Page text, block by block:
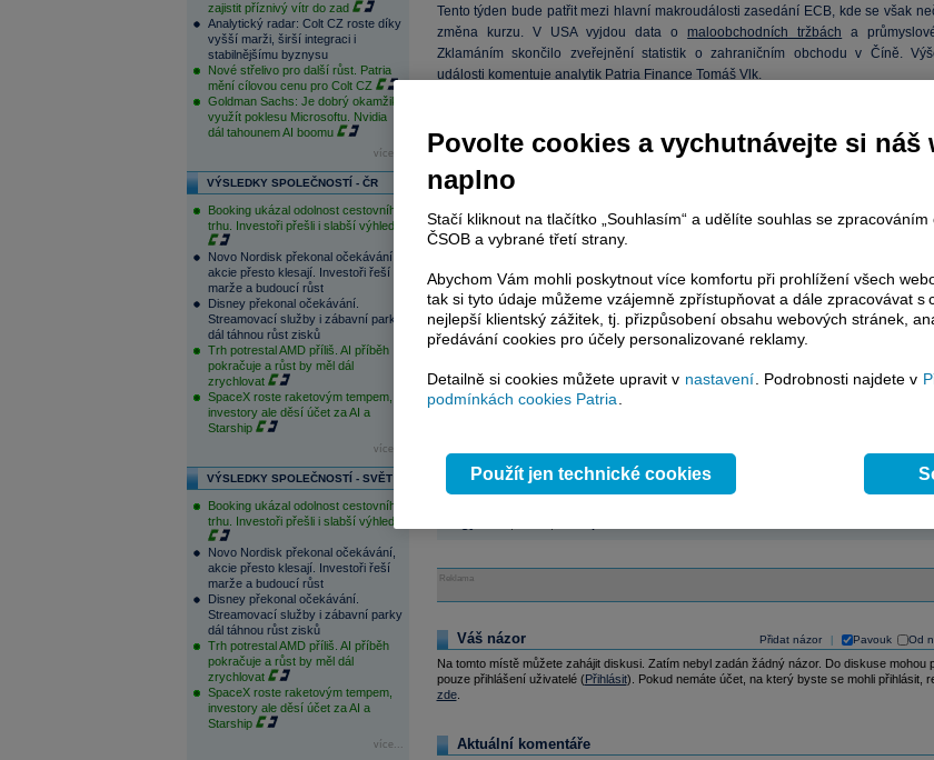
zajistit příznivý vítr do zad
Analytický radar: Colt CZ roste díky
vyšší marži, širší integraci i
stabilnějšímu byznysu
Nové střelivo pro další růst. Patria
mění cílovou cenu pro Colt CZ
Goldman Sachs: Je dobrý okamžik
využít poklesu Microsoftu. Nvidia
dál tahounem AI boomu
více...
VÝSLEDKY SPOLEČNOSTÍ - ČR
Booking ukázal odolnost cestovního
trhu. Investoři přešli i slabší výhled
Novo Nordisk překonal očekávání,
akcie přesto klesají. Investoři řeší
marže a budoucí růst
Disney překonal očekávání.
Streamovací služby i zábavní parky
dál táhnou růst zisků
Trh potrestal AMD příliš. AI příběh
pokračuje a růst by měl dál
zrychlovat
SpaceX roste raketovým tempem,
investory ale děsí účet za AI a
Starship
více...
VÝSLEDKY SPOLEČNOSTÍ - SVĚT
Booking ukázal odolnost cestovního
trhu. Investoři přešli i slabší výhled
Novo Nordisk překonal očekávání,
akcie přesto klesají. Investoři řeší
marže a budoucí růst
Disney překonal očekávání.
Streamovací služby i zábavní parky
dál táhnou růst zisků
Trh potrestal AMD příliš. AI příběh
pokračuje a růst by měl dál
zrychlovat
SpaceX roste raketovým tempem,
investory ale děsí účet za AI a
Starship
více...
Tento týden bude patřit mezi hlavní makroudálosti zasedání ECB, kde se však
změna kurzu. V USA vyjdou data omaloobchodních tržbách a
Zklamáním skončilo zveřejnění statistik o zahraničním obchodu v Číně.
události komentuje analytik Patria Finance Tomáš Vlk.
Reklama
Přidat názor Pavouk Od
Váš názor
Na tomto místě můžete zahájit diskusi. Zatím nebyl zadán žádný názor. Do diskuse mohou
pouze přihlášení uživatelé (Přihlásit). Pokud nemáte účet, na který byste se mohli přihlásit,
zde.
Aktuální komentáře
Povolte cookies a vychutnávejte si náš
naplno
Stačí kliknout na tlačítko „Souhlasím“ a udělíte souhlas se
ČSOB a vybrané třetí strany.
Abychom Vám mohli poskytnout více komfortu při prohlížení všech
tak si tyto údaje můžeme vzájemně zpřístupňovat a dále zpracovávat s
nejlepší klientský zážitek, tj. přizpůsobení obsahu webových stránek,
předávání cookies pro účely personalizované reklamy.
Detailně si cookies můžete upravit v nastavení . Podrobnosti najdete v
podmínkách cookies Patria
Použít jen technické cookies